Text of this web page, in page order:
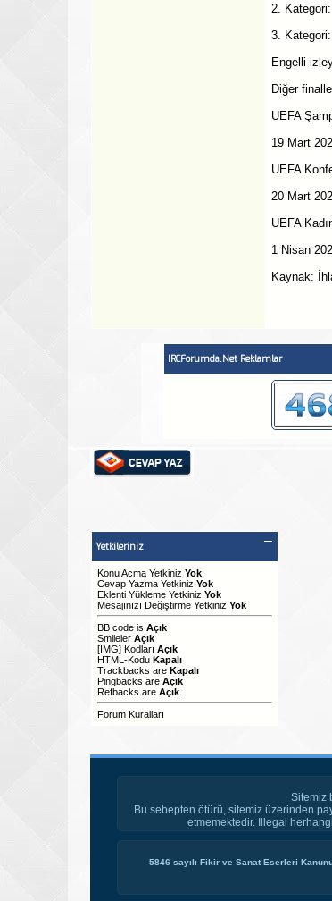
2.
3.
Engelli
Diğer
UEFA
19 Mart
UEFA
20 Mart
UEFA
1 Nisan
Kaynak:
IRCForumda.Net Reklamlar
Yetkileriniz
Konu Acma Yetkiniz Yok
Cevap Yazma Yetkiniz Yok
Eklenti Yükleme Yetkiniz Yok
Mesajınızı Değiştirme Yetkiniz Yok
BB codeis Açık
Smileler Açık
[IMG]Kodları Açık
HTML-Kodu Kapalı
Trackbacks are Kapalı
Pingbacks are Açık
Refbacks are Açık
Forum Kuralları
Sitemiz
Bu sebepten ötürü, sitemiz üzerinden
etmemektedir. Illegal
5846 sayılı Fikir ve Sanat Eserleri